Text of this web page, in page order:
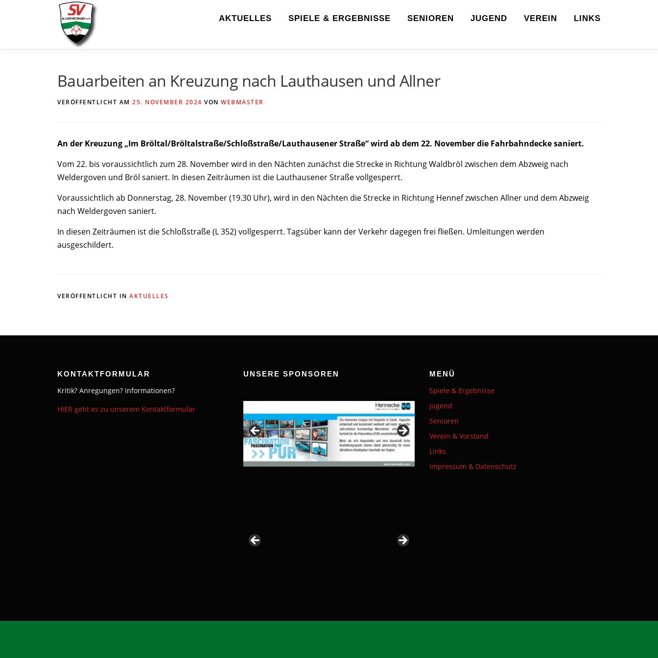
AKTUELLES SPIELE & ERGEBNISSE SENIOREN JUGEND VEREIN LINKS
Bauarbeiten an Kreuzung nach Lauthausen und Allner
VERÖFFENTLICHT AM 25. NOVEMBER 2024 VON WEBMASTER
An der Kreuzung „Im Bröltal/Bröltalstraße/Schloßstraße/Lauthausener Straße“ wird ab dem 22. November die Fahrbahndecke saniert.
Vom 22. bis voraussichtlich zum 28. November wird in den Nächten zunächst die Strecke in Richtung Waldbröl zwischen dem Abzweig nach
Weldergoven und Bröl saniert. In diesen Zeiträumen ist die Lauthausener Straße vollgesperrt.
Voraussichtlich ab Donnerstag, 28. November (19.30 Uhr), wird in den Nächten die Strecke in Richtung Hennef zwischen Allner und dem Abzweig
nach Weldergoven saniert.
In diesen Zeiträumen ist die Schloßstraße (L 352) vollgesperrt. Tagsüber kann der Verkehr dagegen frei fließen. Umleitungen werden
ausgeschildert.
VERÖFFENTLICHT IN AKTUELLES
KONTAKTFORMULAR
Kritik? Anregungen? Informationen?
HIER geht es zu unserem Kontaktformular
UNSERE SPONSOREN MENÜ
Spiele & Ergebnisse
Jugend
Senioren
Verein & Vorstand
Links
Impressum & Datenschutz